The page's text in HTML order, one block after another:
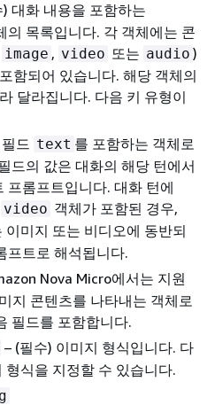
) 대화 내용을 포함하는
의 목록입니다. 각 객체에는 콘
image , video 또는 audio )
함되어 있습니다. 해당 객체의
달라집니다. 다음 키 유형이
드 text 를 포함하는 객체로
드의 값은 대화의 해당 턴에서
프롬프트입니다. 대화 턴에
video 객체가 포함된 경우,
이미지 또는 비디오에 동반되
프트로 해석됩니다.
Nova Micro에서는 지원
지 콘텐츠를 나타내는 객체로
필드를 포함합니다.
– (필수) 이미지 형식입니다. 다
형식을 지정할 수 있습니다.